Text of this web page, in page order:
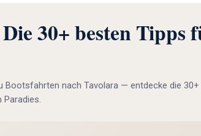
30+ besten Tipps
nach Tavolara — entdecke die 30+
Paradies.